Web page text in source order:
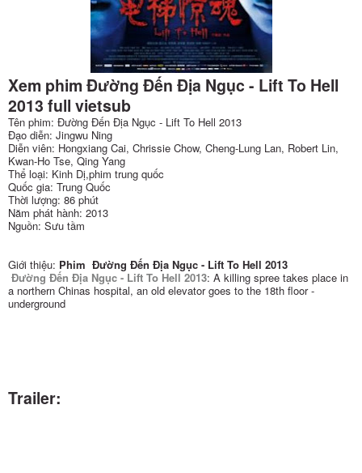
Xem phim Đường Đến Địa Ngục - Lift To Hell
2013 full vietsub
Tên phim: Đường Đến Địa Ngục - Lift To Hell 2013
Đạo diễn: Jingwu Ning
Diễn viên: Hongxiang Cai, Chrissie Chow, Cheng-Lung Lan, Robert Lin,
Kwan-Ho Tse, Qing Yang
Thể loại: Kinh Dị,phim trung quốc
Quốc gia: Trung Quốc
Thời lượng: 86 phút
Năm phát hành: 2013
Nguồn: Sưu tầm
Giới thiệu: Phim Đường Đến Địa Ngục - Lift To Hell 2013
Đường Đến Địa Ngục - Lift To Hell 2013: A killing spree takes place in
a northern Chinas hospital, an old elevator goes to the 18th floor -
underground
Trailer: